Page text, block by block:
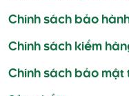
Chính sách bảo
Chính sách kiểm
Chính sách bảo mật